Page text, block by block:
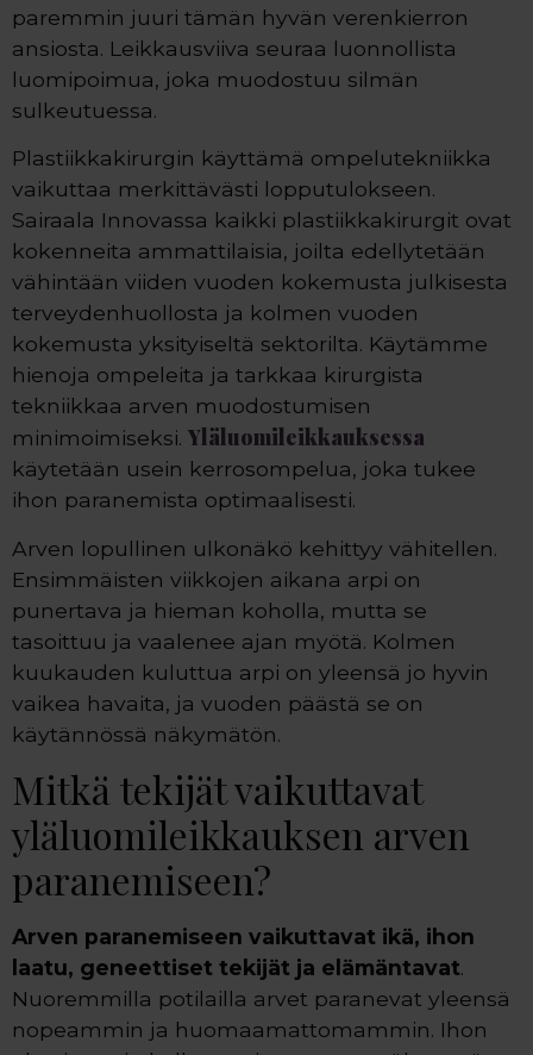
paremmin juuri tämän hyvän verenkierron
ansiosta. Leikkausviiva seuraa luonnollista
luomipoimua, joka muodostuu silmän
sulkeutuessa.
Plastiikkakirurgin käyttämä ompelutekniikka
vaikuttaa merkittävästi lopputulokseen.
Sairaala Innovassa kaikki plastiikkakirurgit ovat
kokenneita ammattilaisia, joilta edellytetään
vähintään viiden vuoden kokemusta julkisesta
terveydenhuollosta ja kolmen vuoden
kokemusta yksityiseltä sektorilta. Käytämme
hienoja ompeleita ja tarkkaa kirurgista
tekniikkaa arven muodostumisen
minimoimiseksi. Yläluomileikkauksessa
käytetään usein kerrosompelua, joka tukee
ihon paranemista optimaalisesti.
Arven lopullinen ulkonäkö kehittyy vähitellen.
Ensimmäisten viikkojen aikana arpi on
punertava ja hieman koholla, mutta se
tasoittuu ja vaalenee ajan myötä. Kolmen
kuukauden kuluttua arpi on yleensä jo hyvin
vaikea havaita, ja vuoden päästä se on
käytännössä näkymätön.
Mitkä tekijät vaikuttavat
yläluomileikkauksen arven
paranemiseen?
Arven paranemiseen vaikuttavat ikä, ihon
laatu, geneettiset tekijät ja elämäntavat.
Nuoremmilla potilailla arvet paranevat yleensä
nopeammin ja huomaamattomammin. Ihon